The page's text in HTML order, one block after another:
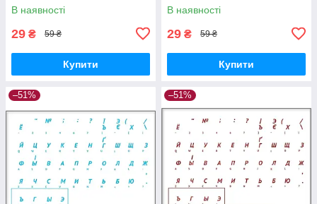
В наявності
29 ₴ 59 ₴
Купити
В наявності
29 ₴ 59 ₴
Купити
–51% –51%